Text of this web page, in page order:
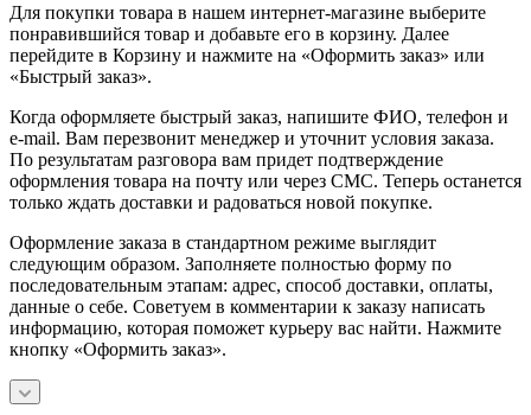
Для покупки товара в нашем интернет-магазине выберите
понравившийся товар и добавьте его в корзину. Далее
перейдите в Корзину и нажмите на «Оформить заказ» или
«Быстрый заказ».
Когда оформляете быстрый заказ, напишите ФИО, телефон и
e-mail. Вам перезвонит менеджер и уточнит условия заказа.
По результатам разговора вам придет подтверждение
оформления товара на почту или через СМС. Теперь останется
только ждать доставки и радоваться новой покупке.
Оформление заказа в стандартном режиме выглядит
следующим образом. Заполняете полностью форму по
последовательным этапам: адрес, способ доставки, оплаты,
данные о себе. Советуем в комментарии к заказу написать
информацию, которая поможет курьеру вас найти. Нажмите
кнопку «Оформить заказ».